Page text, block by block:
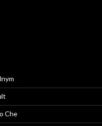
Che